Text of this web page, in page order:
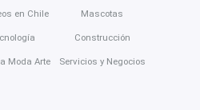
en Chile
Moda Arte
Mascotas
Construcción
Servicios y Negocios